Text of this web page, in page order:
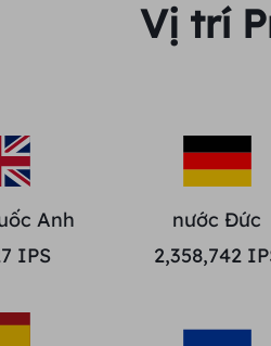
Vị trí
Anh
IPS
nước Đức
2,358,742